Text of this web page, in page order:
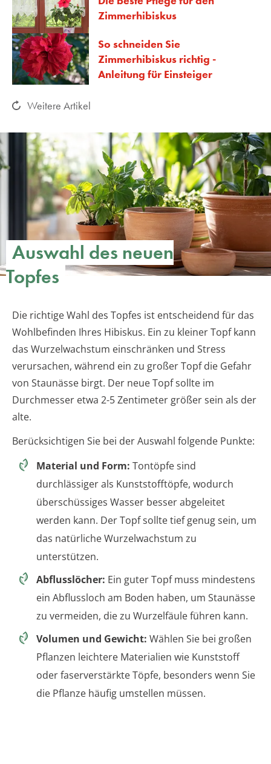
Zimmerhibiskus
So schneiden Sie
Zimmerhibiskus richtig -
Anleitung für Einsteiger
Weitere Artikel
Auswahl des neuen
Topfes
Die richtige Wahl des Topfes ist entscheidend für das
Wohlbefinden Ihres Hibiskus. Ein zu kleiner Topf kann
das Wurzelwachstum einschränken und Stress
verursachen, während ein zu großer Topf die Gefahr
von Staunässe birgt. Der neue Topf sollte im
Durchmesser etwa 2-5 Zentimeter größer sein als der
alte.
Berücksichtigen Sie bei der Auswahl folgende Punkte:
Material und Form: Tontöpfe sind
durchlässiger als Kunststofftöpfe, wodurch
überschüssiges Wasser besser abgeleitet
werden kann. Der Topf sollte tief genug sein, um
das natürliche Wurzelwachstum zu
unterstützen.
Abflusslöcher: Ein guter Topf muss mindestens
ein Abflussloch am Boden haben, um Staunässe
zu vermeiden, die zu Wurzelfäule führen kann.
Volumen und Gewicht: Wählen Sie bei großen
Pflanzen leichtere Materialien wie Kunststoff
oder faserverstärkte Töpfe, besonders wenn Sie
die Pflanze häufig umstellen müssen.